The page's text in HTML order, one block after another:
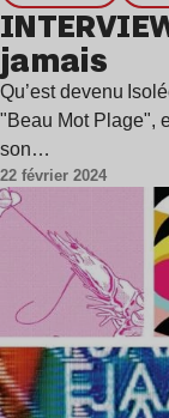
jamais
Qu’est devenu
"Beau Mot Plage",
son…
22 février 2024